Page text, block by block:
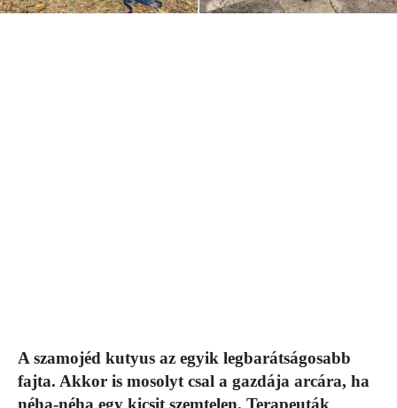
A szamojéd kutyus az egyik legbarátságosabb
fajta. Akkor is mosolyt csal a gazdája arcára, ha
néha-néha egy kicsit szemtelen. Terapeuták